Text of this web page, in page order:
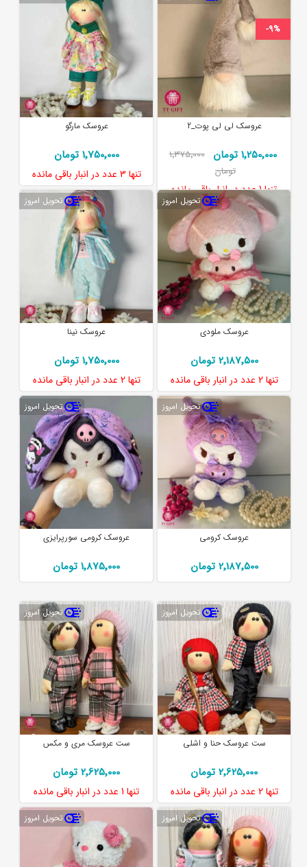
-9%
عروسک لی لی پوت_2
1٬250٬000 تومان
1٬375٬000
تومان
تنها1 عدد در انبار باقی مانده
عروسک مارگو
1٬750٬000 تومان
تنها 3 عدد در انبار باقی مانده
تحویل امروز
عروسک ملودی
2٬187٬500 تومان
تنها 2 عدد در انبار باقی مانده
تحویل امروز
عروسک نینا
1٬750٬000 تومان
تنها2 عدد در انبار باقی مانده
تحویل امروز
عروسک کرومی
2٬187٬500 تومان
تحویل امروز
عروسک کرومی سورپرایزی
1٬875٬000 تومان
تحویل امروز
ست عروسک حنا و اشلی
2٬625٬000 تومان
تنها 2 عدد در انبار باقی مانده
تحویل امروز
ست عروسک مری و مکس
2٬625٬000 تومان
تنها 1 عدد در انبار باقی مانده
تحویل امروز تحویل امروز